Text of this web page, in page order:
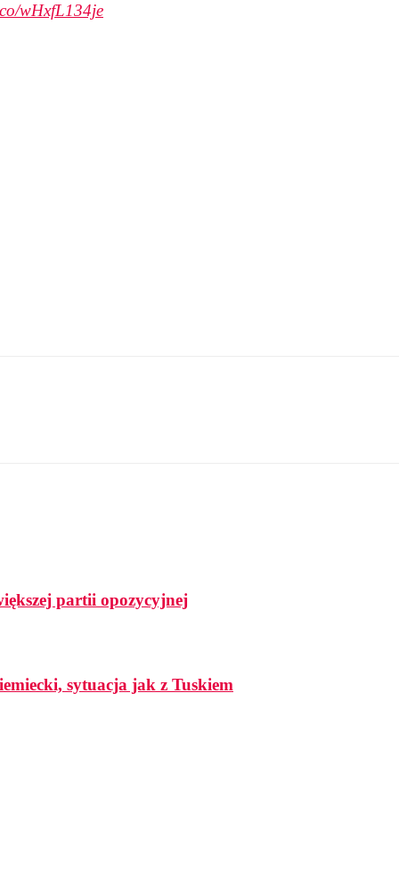
wHxfL134je
partii opozycyjnej
sytuacja jak z Tuskiem